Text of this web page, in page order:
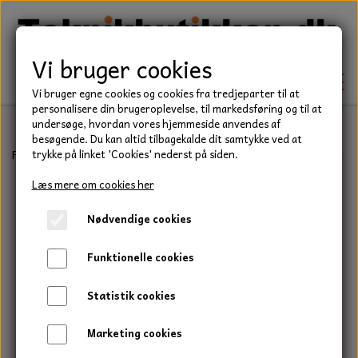
TEKNIK
KILEREMME
LEJER
PAKDÅSER
LÅSERINGE
BEFÆSTELSE
HAVE/PARK
UNIVERSALE REMME TIL PLÆNEKLIPPER OG
HAVETRAKTOR
TRAKTOR/ENTREPRENØR
Forside Teknik Lejer Sporkuglelejer 6000 Serie
Vi bruger cookies
Vi bruger egne cookies og cookies fra tredjeparter til at
personalisere din brugeroplevelse, til markedsføring og til at
undersøge, hvordan vores hjemmeside anvendes af
besøgende. Du kan altid tilbagekalde dit samtykke ved at
trykke på linket 'Cookies' nederst på siden.
Læs mere om cookies her
Nødvendige cookies
Funktionelle cookies
Statistik cookies
Marketing cookies